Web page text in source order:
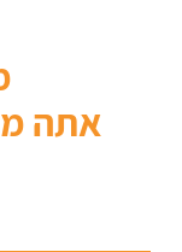
אתה